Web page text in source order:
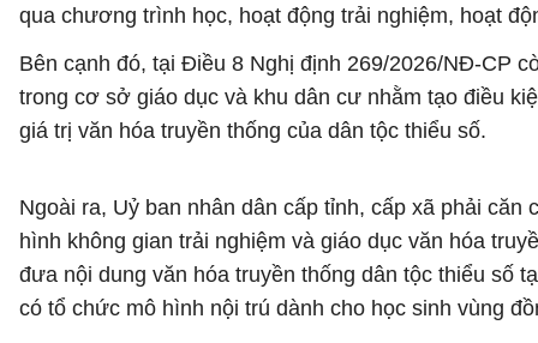
qua chương trình học, hoạt động trải nghiệm, hoạt
Bên cạnh đó, tại Điều 8 Nghị định 269/2026/NĐ-CP
trong cơ sở giáo dục và khu dân cư nhằm tạo điều
giá trị văn hóa truyền thống của dân tộc thiểu số.
Ngoài ra, Uỷ ban nhân dân cấp tỉnh, cấp xã phải
hình không gian trải nghiệm và giáo dục văn hóa
đưa nội dung văn hóa truyền thống dân tộc thiểu số
có tổ chức mô hình nội trú dành cho học sinh vùng